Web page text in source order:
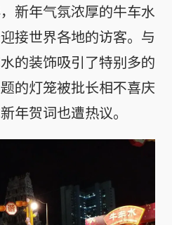
新年气氛浓厚的牛车水
接世界各地的访客。与
的装饰吸引了特别多的
的灯笼被批长相不喜庆
年贺词也遭热议。